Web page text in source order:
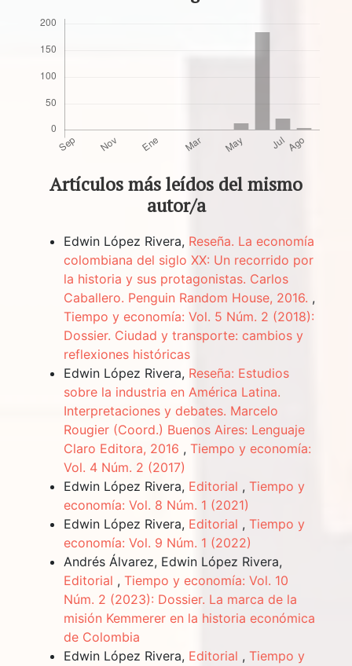
Artículos más leídos del mismo
autor/a
Edwin López Rivera, Reseña. La economía
colombiana del siglo XX: Un recorrido por
la historia y sus protagonistas. Carlos
Caballero. Penguin Random House, 2016. ,
Tiempo y economía: Vol. 5 Núm. 2 (2018):
Dossier. Ciudad y transporte: cambios y
reflexiones históricas
Edwin López Rivera, Reseña: Estudios
sobre la industria en América Latina.
Interpretaciones y debates. Marcelo
Rougier (Coord.) Buenos Aires: Lenguaje
Claro Editora, 2016 ,Tiempo y economía:
Vol. 4 Núm. 2 (2017)
Edwin López Rivera, Editorial ,Tiempo y
economía: Vol. 8 Núm. 1 (2021)
Edwin López Rivera, Editorial ,Tiempo y
economía: Vol. 9 Núm. 1 (2022)
Andrés Álvarez, Edwin López Rivera,
Editorial ,Tiempo y economía: Vol. 10
Núm. 2 (2023): Dossier. La marca de la
misión Kemmerer en la historia económica
de Colombia
Edwin López Rivera, Editorial ,Tiempo y